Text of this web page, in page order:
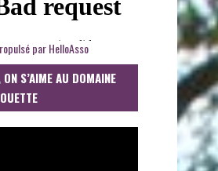
DIMINUER
parHelloAsso
ON S’AIME AU DOMAINE